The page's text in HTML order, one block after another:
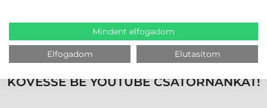
MEGBÍZHAT BENNÜNK! ISMERJE MEG
VÁSÁRLÓINK VÉLEMÉNYÉT
KÖVESSE BE YOUTUBE CSATORNÁNKAT!
Mindent elfogadom
Elfogadom Elutasítom